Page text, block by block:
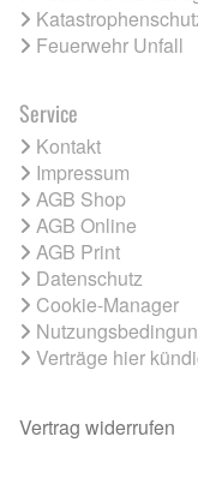
Feuerwehr Unfall
Service
Kontakt
Impressum
AGB Shop
AGB Online
AGB Print
Datenschutz
Cookie-Manager
Verträge hier
Vertrag widerrufen